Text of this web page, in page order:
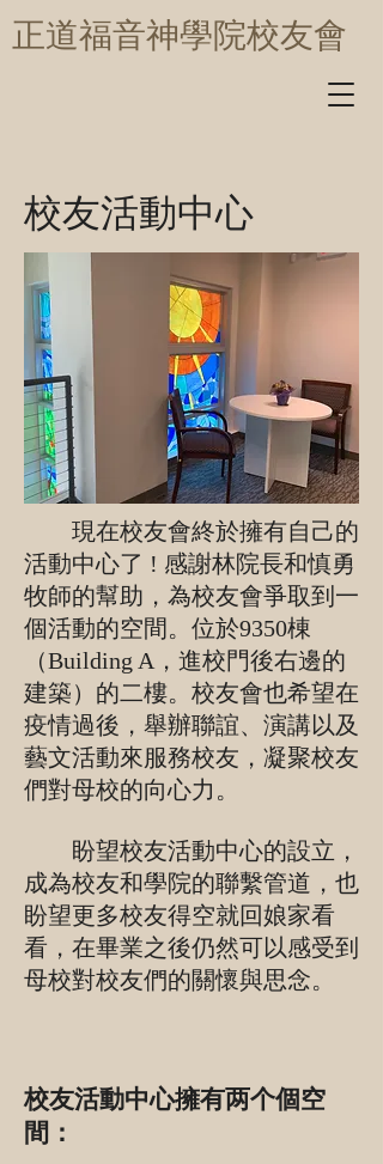
​正道福音神學院校友會
校友活動中心
現在校友會終於擁有自己的
活動中心了 ! 感謝林院長和慎勇
牧師的幫助，為校友會爭取到一
個活動的空間。位於9350棟
（Building A，進校門後右邊的
建築）的二樓。校友會也希望在
疫情過後，舉辦聯誼、演講以及
藝文活動來服務校友，凝聚校友
們對母校的向心力。
盼望校友活動中心的設立，
成為校友和學院的聯繫管道，也
盼望更多校友得空就回娘家看
看，在畢業之後仍然可以感受到
母校對校友們的關懷與思念。
校友活動中心擁有两个個空
間：